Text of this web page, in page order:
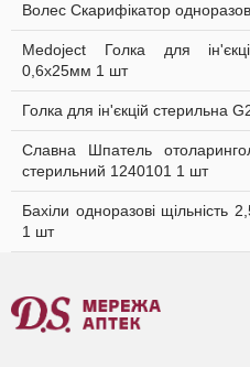
Волес Скарифікатор
Medoject Голка для
0,6х25мм 1 шт
Голка для ін'єкцій стерильна
Славна Шпатель
стерильний 1240101 1 шт
Бахіли одноразові щільність
1 шт